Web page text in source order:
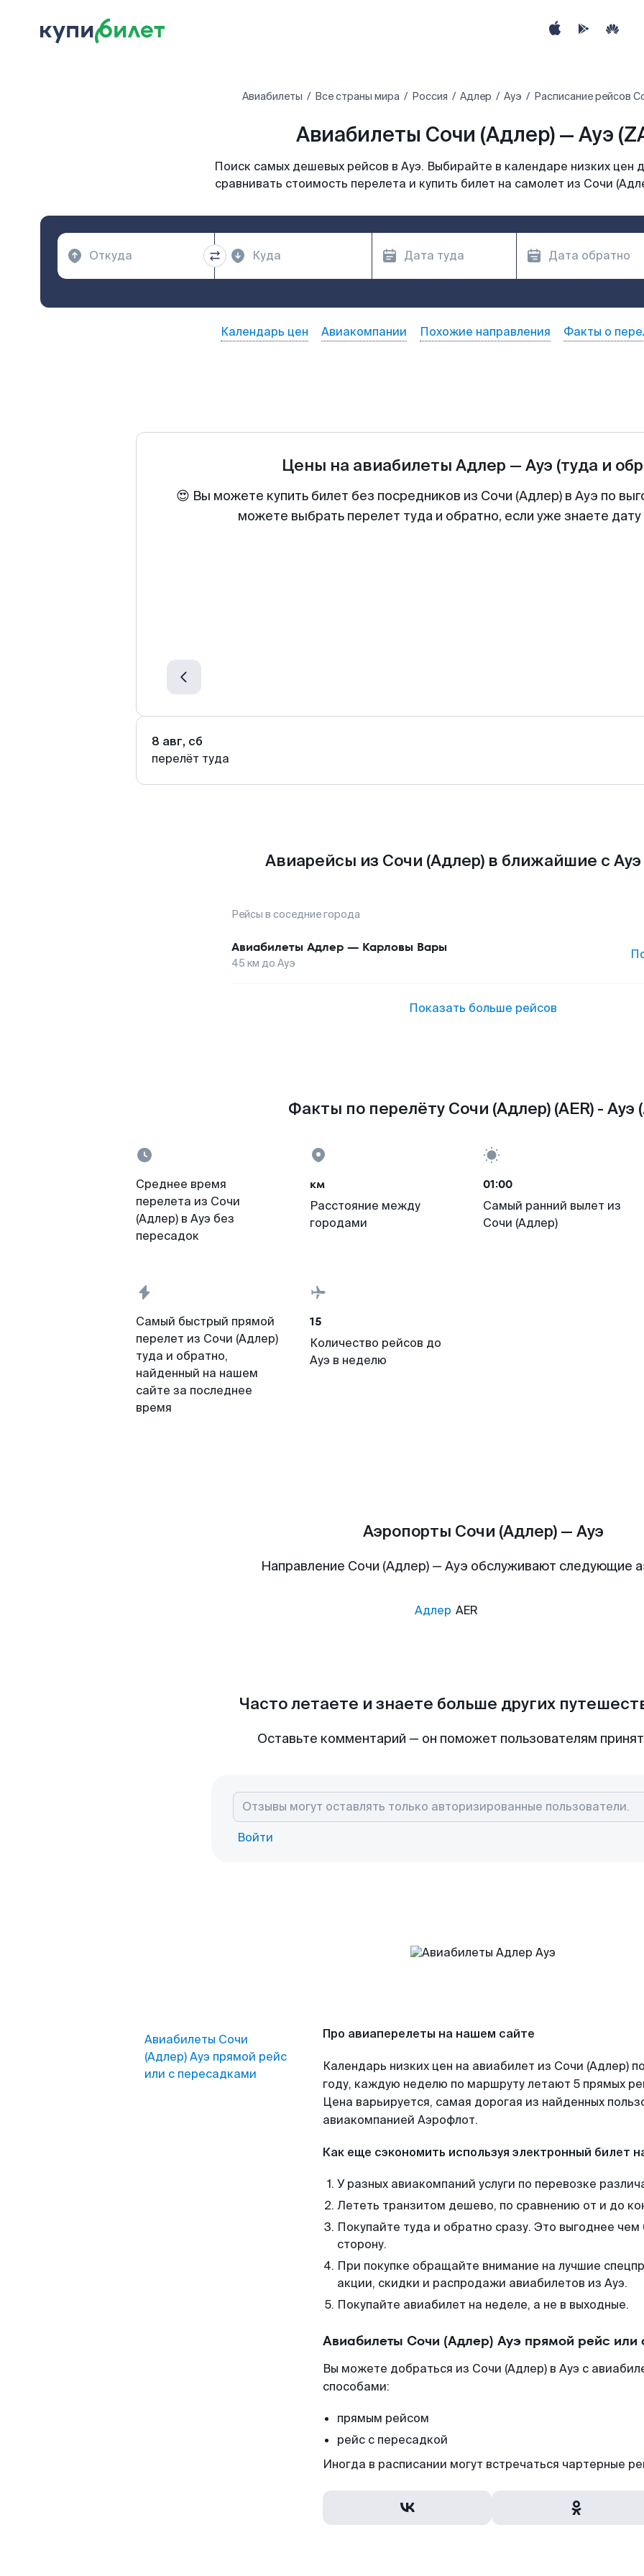
Авиабилеты Все страны мира Россия Адлер Ауэ Расписание рейсов
Авиабилеты Сочи (Адлер) — Ауэ
Поиск самых дешевых рейсов в Ауэ. Выбирайте в календаре низких цен
сравнивать стоимость перелета и купить билет на самолет из Сочи
Календарь цен Авиакомпании Похожие направления Факты о
Цены на авиабилеты Адлер — Ауэ (туда и
😍 Вы можете купить билет без посредников из Сочи (Адлер) в Ауэ по
можете выбрать перелет туда и обратно, если уже знаете
8 авг, сб
перелёт туда
Авиарейсы из Сочи (Адлер) в ближайшие с Ауэ
Рейсы в соседние города
Авиабилеты Адлер — Карловы Вары
45 км до Ауэ
Показать больше рейсов
Факты по перелёту Сочи (Адлер) (AER) - Ауэ
Среднее время
перелета из Сочи
(Адлер) в Ауэ без
пересадок
км
Расстояние между
городами
01:00
Самый ранний вылет из
Сочи (Адлер)
Самый быстрый прямой
перелет из Сочи (Адлер)
туда и обратно,
найденный на нашем
сайте за последнее
время
15
Количество рейсов до
Ауэ в неделю
Аэропорты Сочи (Адлер) — Ауэ
Направление Сочи (Адлер) — Ауэ обслуживают следующие
Адлер AER
Часто летаете и знаете больше других
Оставьте комментарий — он поможет пользователям
Войти
Авиабилеты Сочи
(Адлер) Ауэ прямой рейс
или с пересадками
Про авиаперелеты на нашем сайте
Календарь низких цен на авиабилет из Сочи (Адлер)
году, каждую неделю по маршруту летают 5 прямых
Цена варьируется, самая дорогая из найденных
авиакомпанией Аэрофлот.
Как еще сэкономить используя электронный билет
У разных авиакомпаний услуги по перевозке
Лететь транзитом дешево, по сравнению от и до
Покупайте туда и обратно сразу. Это выгоднее
сторону.
При покупке обращайте внимание на лучшие
акции, скидки и распродажи авиабилетов из Ауэ.
Покупайте авиабилет на неделе, а не в выходные.
Авиабилеты Сочи (Адлер) Ауэ прямой рейс или
Вы можете добраться из Сочи (Адлер) в Ауэ с
способами:
прямым рейсом
рейс с пересадкой
Иногда в расписании могут встречаться чартерные